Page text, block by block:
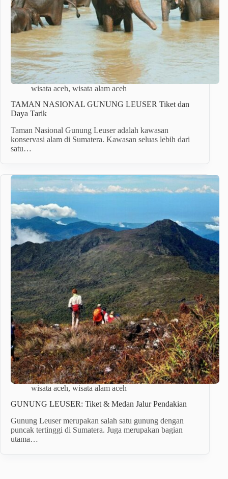
wisata aceh, wisata alam aceh
TAMAN NASIONAL GUNUNG LEUSER Tiket dan
Daya Tarik
Taman Nasional Gunung Leuser adalah kawasan
konservasi alam di Sumatera. Kawasan seluas lebih dari
satu…
wisata aceh, wisata alam aceh
GUNUNG LEUSER: Tiket & Medan Jalur Pendakian
Gunung Leuser merupakan salah satu gunung dengan
puncak tertinggi di Sumatera. Juga merupakan bagian
utama…